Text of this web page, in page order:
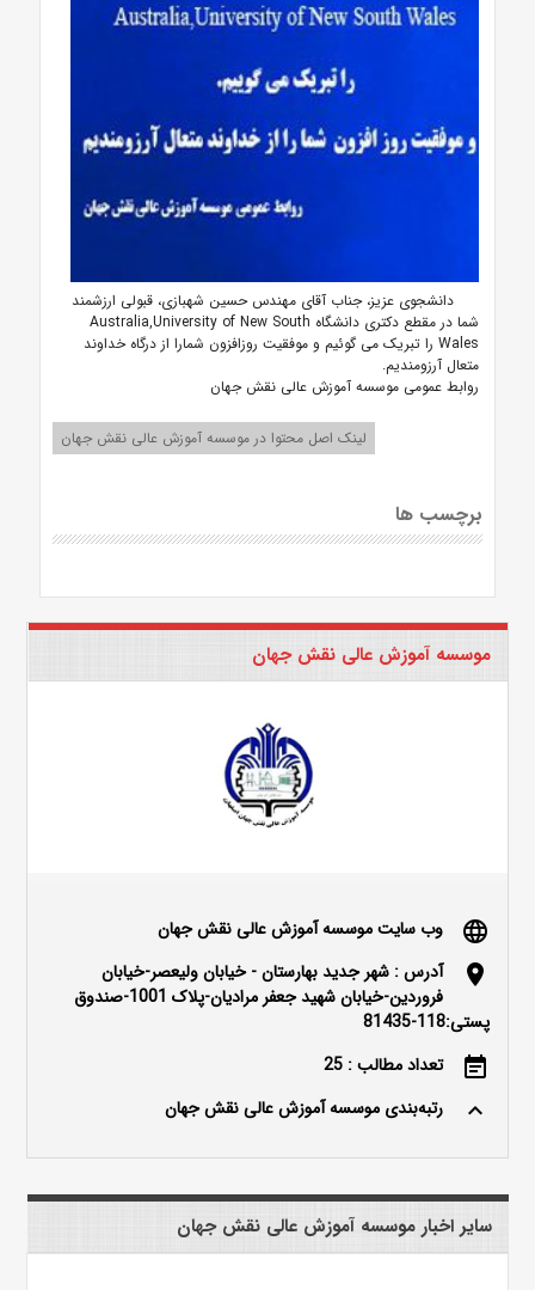
دانشجوی عزیز، جناب آقای مهندس حسین شهبازی، قبولی ارزشمند
شما در مقطع دکتری دانشگاه Australia,University of New South
Wales را تبریک می گوئیم و موفقیت روزافزون شمارا از درگاه خداوند
متعال آرزومندیم.
روابط عمومی موسسه آموزش عالی نقش جهان
لینک اصل محتوا در موسسه آموزش عالی نقش جهان
برچسب ها
موسسه آموزش عالی نقش جهان
language وب سایت موسسه آموزش عالی نقش جهان
location_on
آدرس : شهر جدید بهارستان - خیابان ولیعصر-خیابان
فروردین-خیابان شهید جعفر مرادیان-پلاک 1001-صندوق
پستی:118-81435
event_note تعداد مطالب : 25
keyboard_arrow_up رتبه‌بندی موسسه آموزش عالی نقش جهان
سایر اخبار موسسه آموزش عالی نقش جهان